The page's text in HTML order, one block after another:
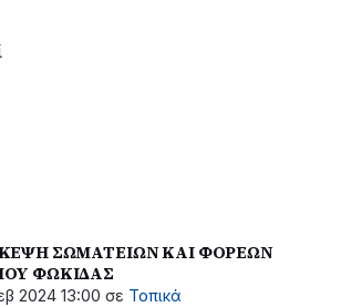
ΣΩΜΑΤΕΙΩΝ ΚΑΙ ΦΟΡΕΩΝ
ΦΩΚΙΔΑΣ
2024 13:00 σε Τοπικά